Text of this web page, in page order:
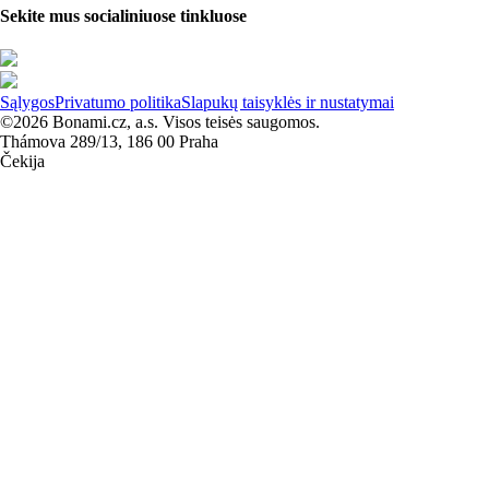
Sekite mus socialiniuose tinkluose
SąlygosPrivatumo politikaSlapukų taisyklės ir nustatymai
©2026 Bonami.cz, a.s. Visos teisės saugomos.
Thámova 289/13, 186 00 Praha
Čekija